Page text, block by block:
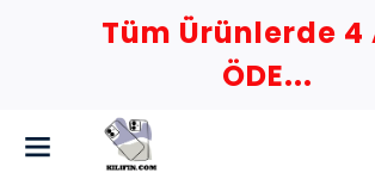
Tüm Ürünlerde 4
ÖDE...